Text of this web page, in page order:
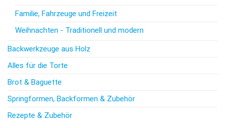
Familie, Fahrzeuge und Freizeit
Weihnachten - Traditionell und modern
Backwerkzeuge aus Holz
Alles für die Torte
Brot & Baguette
Springformen, Backformen & Zubehör
Rezepte & Zubehör